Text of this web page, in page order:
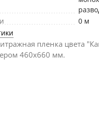
0 м
пленка цвета
460х660 мм.